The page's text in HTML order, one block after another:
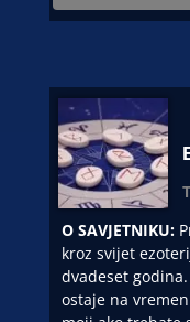
O SAVJETNIKU:
kroz svijet
dvadeset
ostaje na